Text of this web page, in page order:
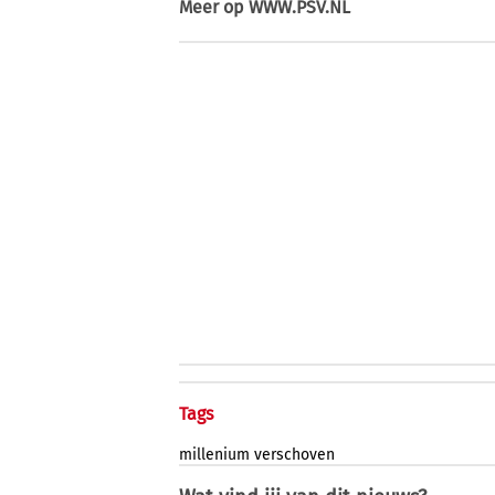
Meer op WWW.PSV.NL
Tags
millenium verschoven